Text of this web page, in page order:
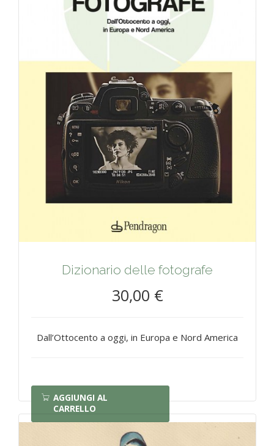
Dizionario delle fotografe
30,00 €
Dall’Ottocento a oggi, in Europa e Nord America
AGGIUNGI AL
CARRELLO